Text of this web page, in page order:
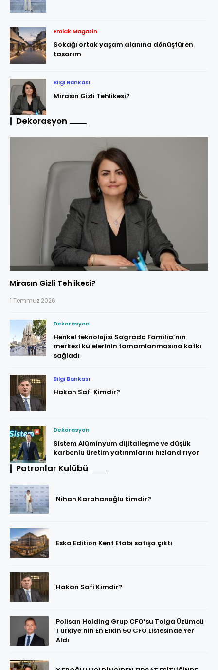
Emlak Magazin
Sokağı ortak yaşam alanına dönüştüren
tasarım
Bilgi Bankası
Mirasın Gizli Tehlikesi?
Dekorasyon
Mirasın Gizli Tehlikesi?
1 Temmuz 2026
Dekorasyon
Henkel teknolojisi Sagrada Familia’nın
merkezi kulelerinin tamamlanmasına katkı
sağladı
Bilgi Bankası
Hakan Safi Kimdir?
Dekorasyon
Sistem Alüminyum dijitalleşme ve düşük
karbonlu üretim yatırımlarını hızlandırıyor
Patronlar Kulübü
Nihan Karahanoğlu kimdir?
Eska Edition Kent Etabı satışa çıktı
Hakan Safi Kimdir?
Polisan Holding Grup CFO’su Tolga Üzümcü
Türkiye’nin En Etkin 50 CFO Listesinde Yer
Aldı